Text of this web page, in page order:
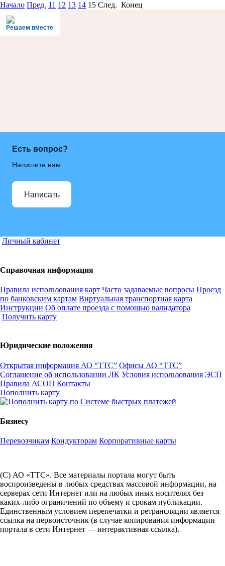
Начало Пред. 11 12 13 14 15 След. Конец
Решаем вместе
Есть вопрос?
Напишите нам
Написать
Личный кабинет
Справочная информация
Правила использования карт Часто задаваемые вопросы Проезд
по банковским картам Виртуальная транспортная карта
Инструкции Об оплате проезда с помощью валидатора
Получить карту
Юридические положения
Открытая информация АО “ТТС” Офисы АО “ТТС”
Соглашение об использовании ЛК Условия использования ЭСП
Правила АСОП Контакты
Пополнить карту
Бизнесу
Перевозчикам Кондукторам Корпоративные карты
(С) АО «ТТС». Все материалы портала могут быть
воспроизведены в любых средствах массовой информации, на
серверах сети Интернет или на любых иных носителях без
каких-либо ограничений по объему и срокам публикации.
Единственным условием перепечатки и ретрансляции является
ссылка на первоисточник (в случае копирования информации
портала в сети Интернет — интерактивная ссылка).